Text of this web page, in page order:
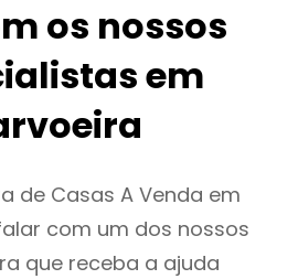
os nossos
em
de Casas A Venda em
com um dos nossos
que receba a ajuda